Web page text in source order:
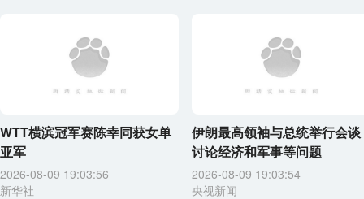
WTT横滨冠军赛陈幸同获女单
亚军
2026-08-09 19:03:56
新华社
伊朗最高领袖与总统举行会谈
讨论经济和军事等问题
2026-08-09 19:03:54
央视新闻